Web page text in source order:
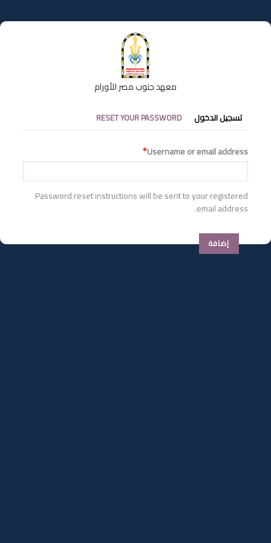
إلى
المحتوى
معهد جنوب مصر للأورام
التبويبات
الأساسية
تسجيل الدخول RESET YOUR PASSWORD
Username or email address
Password reset instructions will be sent to your registered
email address.